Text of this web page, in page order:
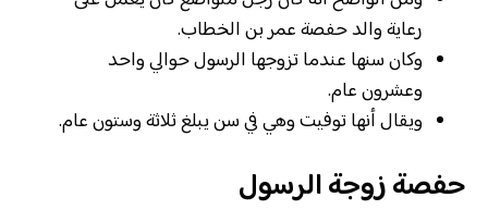
رعاية والد حفصة عمر بن الخطاب.
وكان سنها عندما تزوجها الرسول حوالي واحد
وعشرون عام.
ويقال أنها توفيت وهي في سن يبلغ ثلاثة وستون عام.
حفصة زوجة الرسول